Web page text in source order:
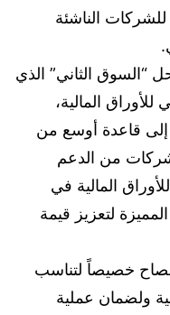
للشركات الناشئة
“السوق الثاني” الذي
للأوراق المالية،
إلى قاعدة أوسع من
من الدعم
المالية في
لتعزيز قيمة
خصيصاً لتناسب
ولضمان عملية